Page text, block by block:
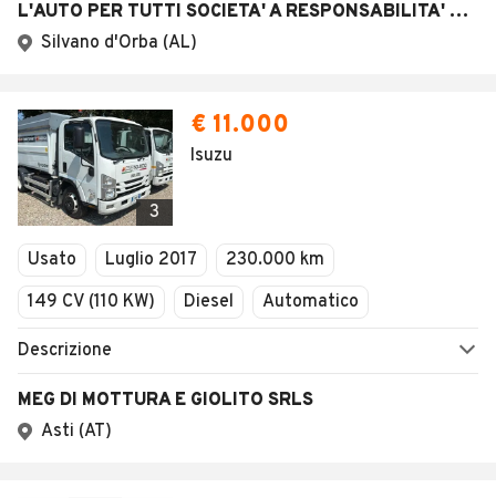
L'AUTO PER TUTTI SOCIETA' A RESPONSABILITA' LIMITATA
Silvano d'Orba (AL)
3
€ 11.000
Isuzu
Usato Luglio 2017
230.000 km
149 CV (110 KW)
Diesel Automatico
Descrizione
MEG DI MOTTURA E GIOLITO SRLS
Asti (AT)